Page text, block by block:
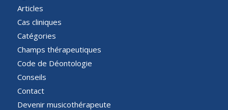
Articles
Cas cliniques
Catégories
Champs thérapeutiques
Code de Déontologie
Conseils
Contact
Devenir musicothérapeute